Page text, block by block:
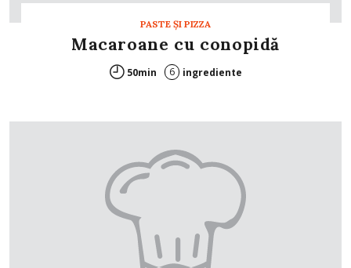
PASTE ŞI PIZZA
Macaroane cu conopidă
50min 6 ingrediente